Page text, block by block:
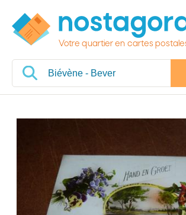
Votre quartier en cartes